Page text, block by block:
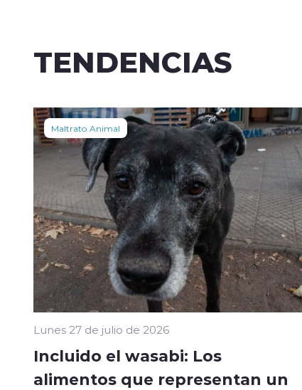
TENDENCIAS
Maltrato Animal
Lunes 27 de julio de 2026
Incluido el wasabi: Los
alimentos que representan un